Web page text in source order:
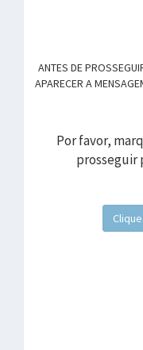
ANTES DE
APARECER A
Por favor,
prosseguir